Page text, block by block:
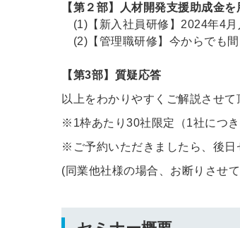
【第２部】人材開発支援助成金
(1)【新入社員研修】2024年4
(2)【管理職研修】今からでも
【第3部】質疑応答
以上をわかりやすくご解説させて
※1枠あたり30社限定（1社につき
※ご予約いただきましたら、後日
(同業他社様の場合、お断りさせ